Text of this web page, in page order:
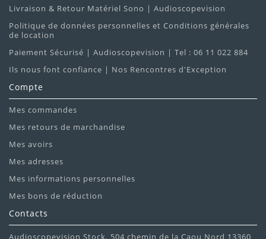
Livraison & Retour Matériel Sono | Audioscopevision
Politique de données personnelles et Conditions générales
de location
Paiement Sécurisé | Audioscopevision | Tel : 06 11 022 884
Ils nous font confiance | Nos Rencontres d'Exception
Compte
Mes commandes
Mes retours de marchandise
Mes avoirs
Mes adresses
Mes informations personnelles
Mes bons de réduction
Contacts